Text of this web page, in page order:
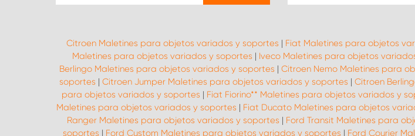
Citroen Maletines para objetos variados y soportes | Fiat Maletines para objetos
Maletines para objetos variados y soportes | Iveco Maletines para objetos
Berlingo Maletines para objetos variados y soportes | Citroen Nemo Maletines para
soportes | Citroen Jumper Maletines para objetos variados y soportes | Citroen
para objetos variados y soportes | Fiat Fiorino** Maletines para objetos variados y
Maletines para objetos variados y soportes | Fiat Ducato Maletines para objetos
Ranger Maletines para objetos variados y soportes | Ford Transit Maletines para
soportes | Ford Custom Maletines para objetos variados y soportes | Ford Courier